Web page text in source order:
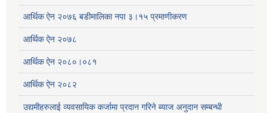
आर्थिक ऐन २०७६ बडीमालिका नपा ३।१५ प्रमाणीकरण
आर्थिक ऐन २०७८
आर्थिक ऐन २०८०।०८१
आर्थिक ऐन २०८२
उद्यमीहरुलाई व्यवसायिक कर्जामा प्रदान गरिने ब्याज अनुदान सम्बन्धी